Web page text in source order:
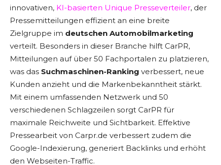
innovativen, KI-basierten Unique Presseverteiler, der
Pressemitteilungen effizient an eine breite
Zielgruppe im deutschen Automobilmarketing
verteilt. Besonders in dieser Branche hilft CarPR,
Mitteilungen auf über 50 Fachportalen zu platzieren,
was das Suchmaschinen-Ranking verbessert, neue
Kunden anzieht und die Markenbekanntheit stärkt.
Mit einem umfassenden Netzwerk und 50
verschiedenen Schlagzeilen sorgt CarPR für
maximale Reichweite und Sichtbarkeit. Effektive
Pressearbeit von Carpr.de verbessert zudem die
Google-Indexierung, generiert Backlinks und erhöht
den Webseiten-Traffic.